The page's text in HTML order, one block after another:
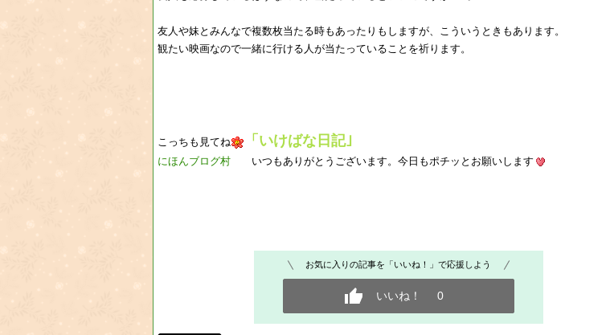
友人や妹とみんなで複数枚当たる時もあったりもしますが、こういうときもあります。
観たい映画なので一緒に行ける人が当たっていることを祈ります。
こっちも見てね 「いけばな日記｣
にほんブログ村 いつもありがとうございます。今日もポチッとお願いします
お気に入りの記事を「いいね！」で応援しよう
いいね！ 0